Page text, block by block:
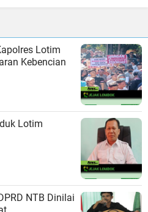
Lotim
Kebencian
Lotim
NTB Dinilai